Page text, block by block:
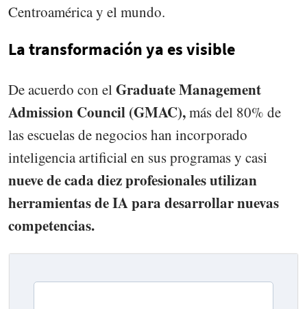
Centroamérica y el mundo.
La transformación ya es visible
De acuerdo con elGraduate Management
Admission Council (GMAC),más del 80% de
las escuelas de negocios han incorporado
inteligencia artificial en sus programas y casi
nueve de cada diez profesionales utilizan
herramientas de IA para desarrollar nuevas
competencias.